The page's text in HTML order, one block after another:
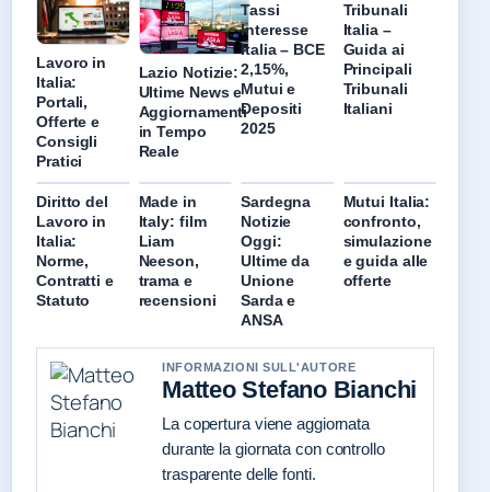
Lavoro in
Italia:
Portali,
Offerte e
Consigli
Pratici
Lazio Notizie:
Ultime News e
Aggiornamenti
in Tempo
Reale
Tassi
Interesse
Italia – BCE
2,15%,
Mutui e
Depositi
2025
Tribunali
Italia –
Guida ai
Principali
Tribunali
Italiani
Diritto del
Lavoro in
Italia:
Norme,
Contratti e
Statuto
Made in
Italy: film
Liam
Neeson,
trama e
recensioni
Sardegna
Notizie
Oggi:
Ultime da
Unione
Sarda e
ANSA
Mutui Italia:
confronto,
simulazione
e guida alle
offerte
INFORMAZIONI SULL'AUTORE
Matteo Stefano Bianchi
La copertura viene aggiornata
durante la giornata con controllo
trasparente delle fonti.